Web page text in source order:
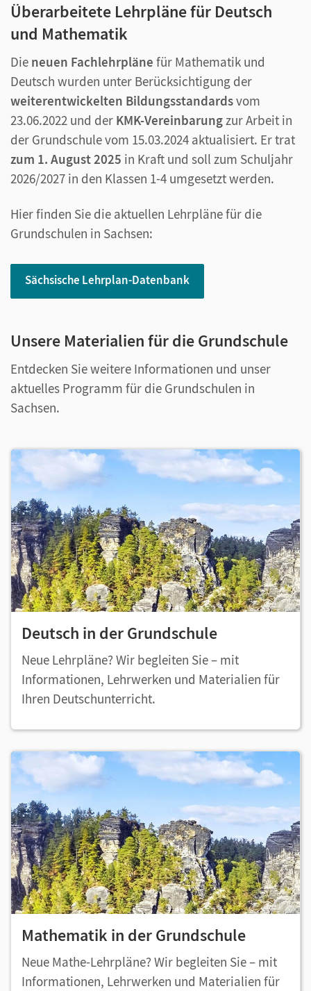
Überarbeitete Lehrpläne für Deutsch
und Mathematik
Die neuen Fachlehrpläne für Mathematik und
Deutsch wurden unter Berücksichtigung der
weiterentwickelten Bildungsstandardsvom
23.06.2022 und der KMK-Vereinbarungzur Arbeit in
der Grundschule vom 15.03.2024 aktualisiert. Er trat
zum 1. August 2025 in Kraft und soll zum Schuljahr
2026/2027 in den Klassen 1-4 umgesetzt werden.
Hier finden Sie die aktuellen Lehrpläne für die
Grundschulen in Sachsen:
Sächsische Lehrplan-Datenbank
Unsere Materialien für die Grundschule
Entdecken Sie weitere Informationen und unser
aktuelles Programm für die Grundschulen in
Sachsen.
Deutsch in der Grundschule
Neue Lehrpläne? Wir begleiten Sie – mit
Informationen, Lehrwerken und Materialien für
Ihren Deutschunterricht.
Mathematik in der Grundschule
Neue Mathe-Lehrpläne? Wir begleiten Sie – mit
Informationen, Lehrwerken und Materialien für